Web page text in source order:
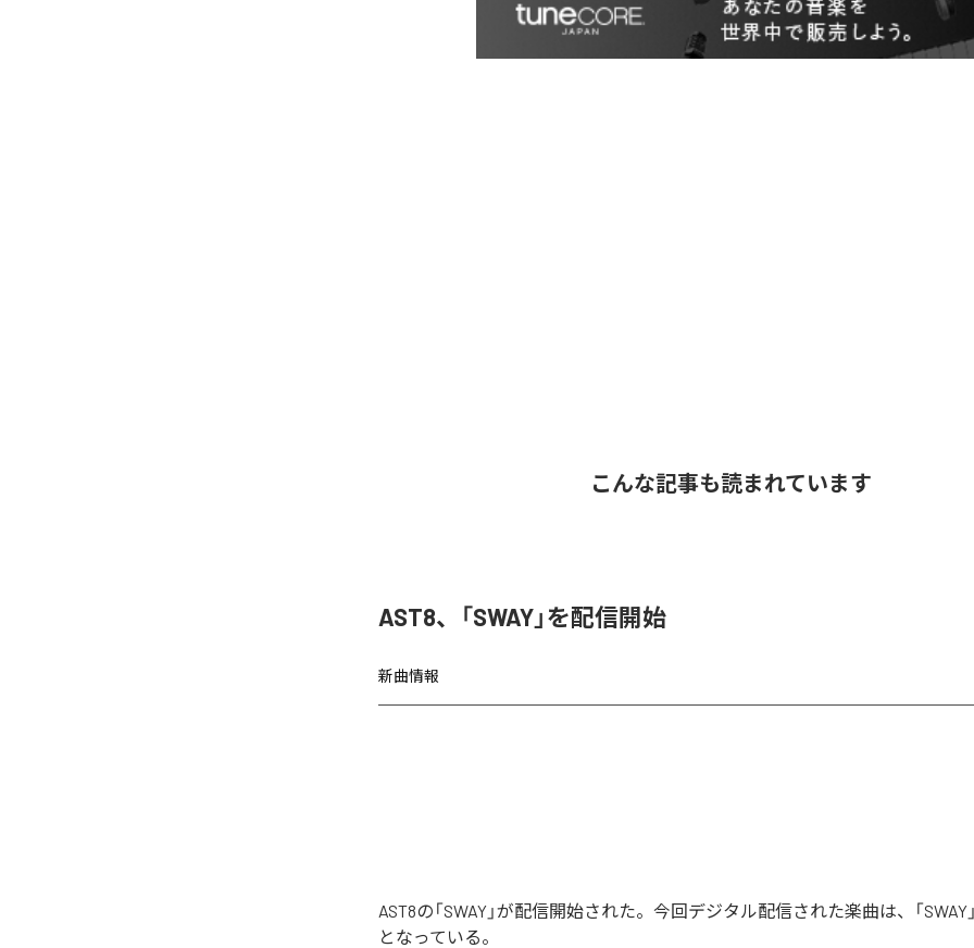
こんな記事も読まれています
AST8、「SWAY」を配信開始
新曲情報
AST8の「SWAY」が配信開始された。今回デジタル配信された楽曲は、「SWAY
となっている。